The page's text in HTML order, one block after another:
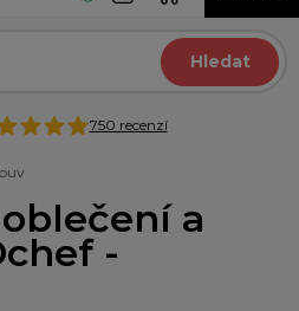
Hledat
750 recenzí
a
-